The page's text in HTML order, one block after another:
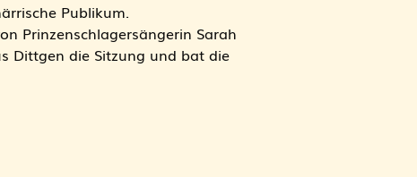
Publikum.
Prinzenschlagersängerin Sarah
Dittgen die Sitzung und bat die